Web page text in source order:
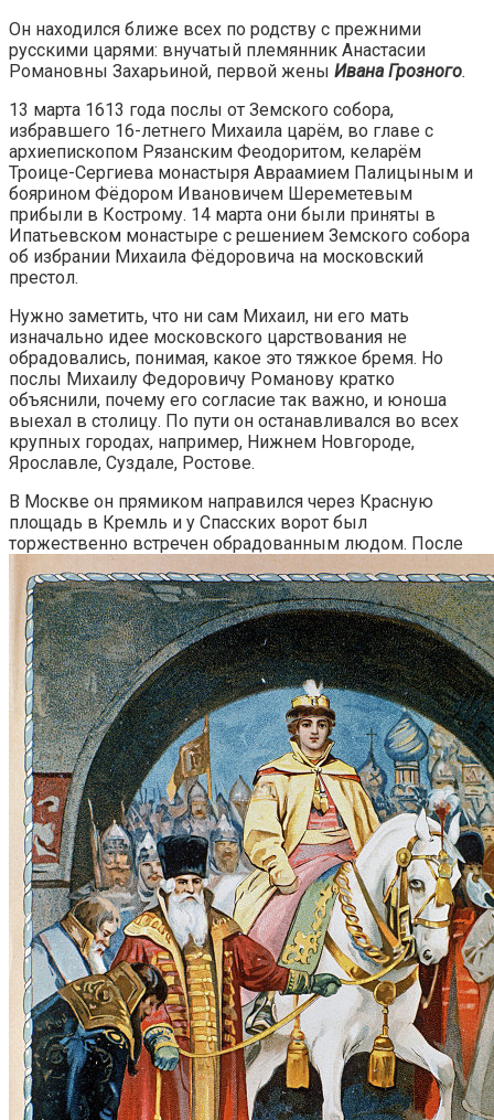
Он находился ближе всех по родству с прежними
русскими царями: внучатый племянник Анастасии
Романовны Захарьиной, первой жены Ивана Грозного.
13 марта 1613 года послы от Земского собора,
избравшего 16-летнего Михаила царём, во главе с
архиепископом Рязанским Феодоритом, келарём
Троице-Сергиева монастыря Авраамием Палицыным и
боярином Фёдором Ивановичем Шереметевым
прибыли в Кострому. 14 марта они были приняты в
Ипатьевском монастыре с решением Земского собора
об избрании Михаила Фёдоровича на московский
престол.
Нужно заметить, что ни сам Михаил, ни его мать
изначально идее московского царствования не
обрадовались, понимая, какое это тяжкое бремя. Но
послы Михаилу Федоровичу Романову кратко
объяснили, почему его согласие так важно, и юноша
выехал в столицу. По пути он останавливался во всех
крупных городах, например, Нижнем Новгороде,
Ярославле, Суздале, Ростове.
В Москве он прямиком направился через Красную
площадь в Кремль и у Спасских ворот был
торжественно встречен обрадованным людом. После